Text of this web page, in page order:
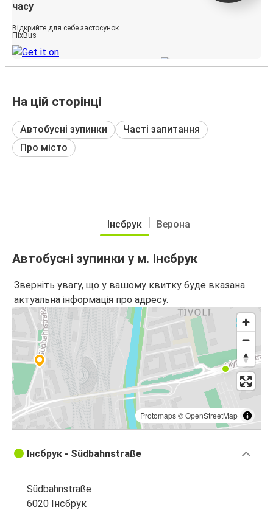
часу
Відкрийте для себе застосунок
FlixBus
На цій сторінці
Автобусні зупинки
Часті запитання
Про місто
Інсбрук Верона
Автобусні зупинки у м. Інсбрук
Зверніть увагу, що у вашому квитку буде вказана
актуальна інформація про адресу.
Protomaps©OpenStreetMap
Інсбрук - Südbahnstraße
Südbahnstraße
6020 Інсбрук